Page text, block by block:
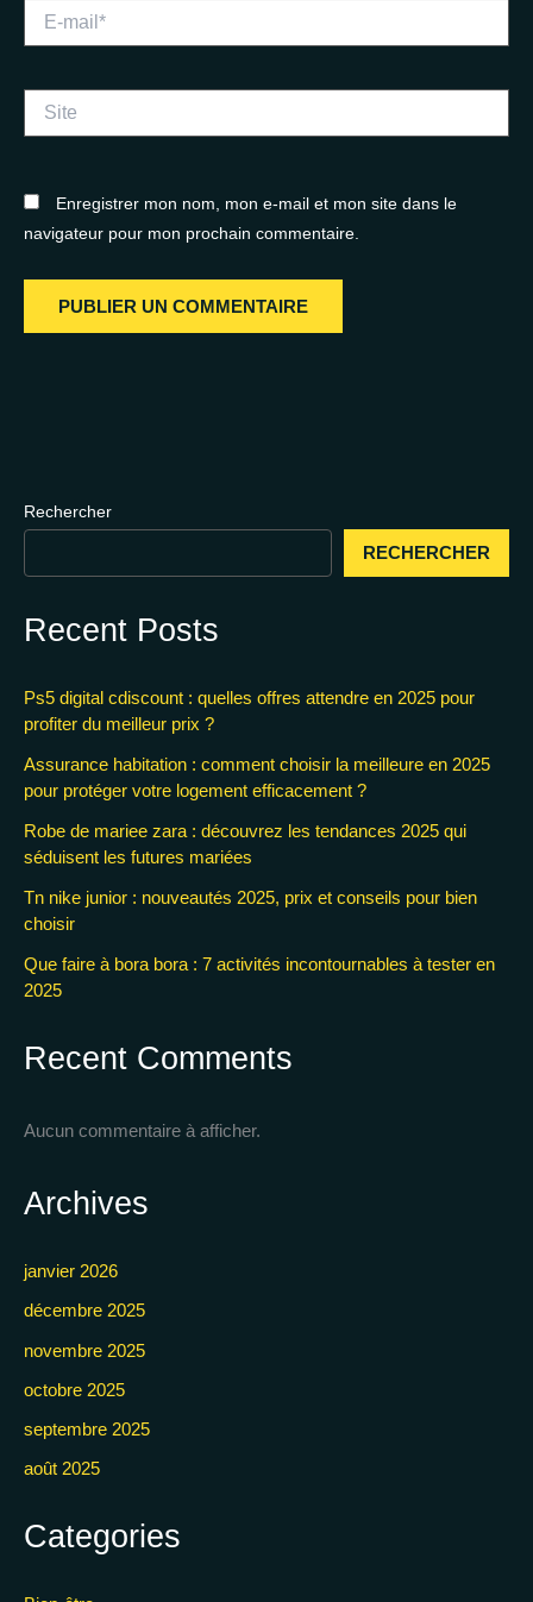
mail*
Enregistrer mon nom, mon e-mail et mon site dans le
navigateur pour mon prochain commentaire.
Rechercher
RECHERCHER
Recent Posts
Ps5 digital cdiscount : quelles offres attendre en 2025 pour
profiter du meilleur prix ?
Assurance habitation : comment choisir la meilleure en 2025
pour protéger votre logement efficacement ?
Robe de mariee zara : découvrez les tendances 2025 qui
séduisent les futures mariées
Tn nike junior : nouveautés 2025, prix et conseils pour bien
choisir
Que faire à bora bora : 7 activités incontournables à tester en
2025
Recent Comments
Aucun commentaire à afficher.
Archives
janvier 2026
décembre 2025
novembre 2025
octobre 2025
septembre 2025
août 2025
Categories